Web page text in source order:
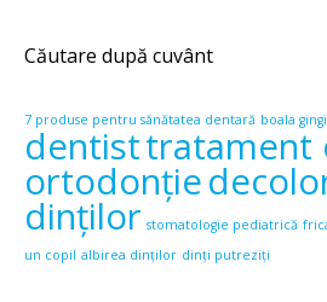
Căutare după cuvânt
7 produse pentru sănătatea dentară boala
dentisttratament
ortodonție
dinților stomatologie pediatrică
un copil albirea dinților dinți putreziți